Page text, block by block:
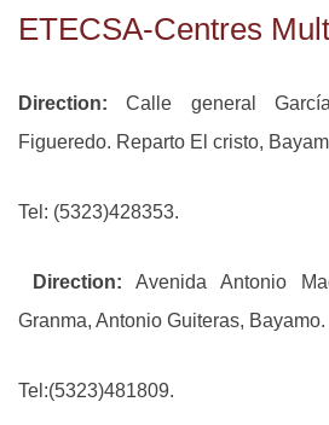
ETECSA-Centres
Direction: Calle general
Figueredo. Reparto El cristo,
Tel: (5323)428353.
Direction: Avenida Antonio
Granma, Antonio Guiteras, Bayamo.
Tel:(5323)481809.